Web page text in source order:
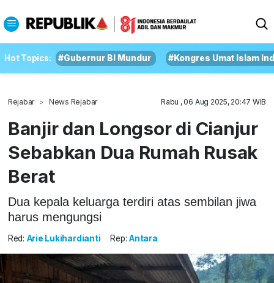
Hot Topics: #Gubernur BI Mundur #Kongres Umat Islam
Rejabar News Rejabar Rabu , 06 Aug 2025, 20:47 WIB
Banjir dan Longsor di Cianjur
Sebabkan Dua Rumah Rusak
Berat
Dua kepala keluarga terdiri atas sembilan jiwa
harus mengungsi
Red: Arie Lukihardianti Rep: Antara